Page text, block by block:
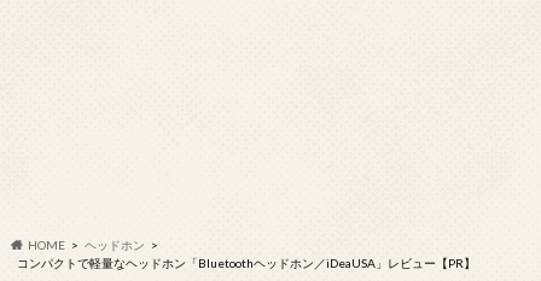
HOME
ヘッドホン
コンパクトで軽量なヘッドホン「Bluetoothヘッドホン／iDeaUSA」レビュー【PR】